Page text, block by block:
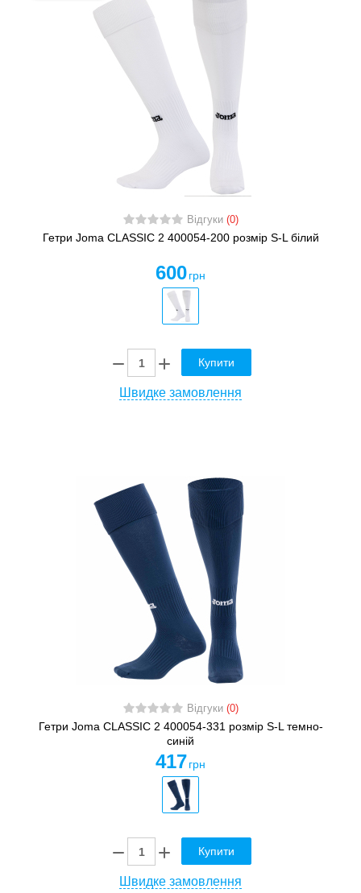
Відгуки (0)
Гетри Joma CLASSIC 2 400054-200 розмір S-L білий
600 грн
Купити
Швидке замовлення
Відгуки (0)
Гетри Joma CLASSIC 2 400054-331 розмір S-L темно-
синій
417 грн
Купити
Швидке замовлення